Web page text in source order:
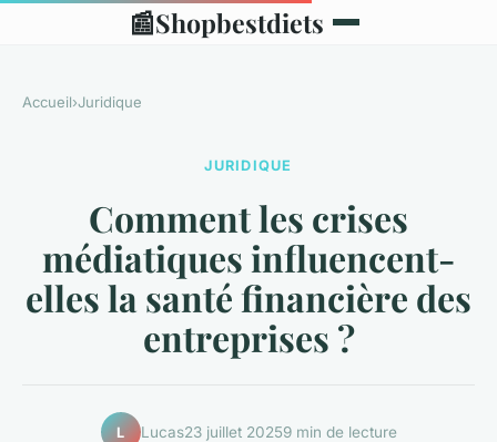
📰Shopbestdiets
Accueil›Juridique
JURIDIQUE
Comment les crises
médiatiques influencent-
elles la santé financière des
entreprises ?
L Lucas23 juillet 20259 min de lecture